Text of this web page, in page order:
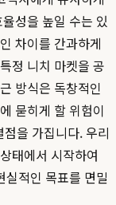
성을 높일 수는 있
차이를 간과하게
정 니치 마켓을 공
방식은 독창적인
묻히게 할 위험이
을 가집니다. 우리
태에서 시작하여
적인 목표를 면밀